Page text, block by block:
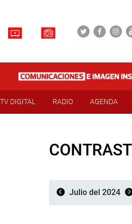
TV DIGITAL RADIO AGENDA
Julio del 2024